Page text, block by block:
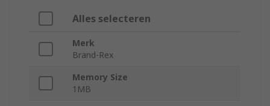
Alles selecteren
Merk
Brand-Rex
Memory Size
1MB